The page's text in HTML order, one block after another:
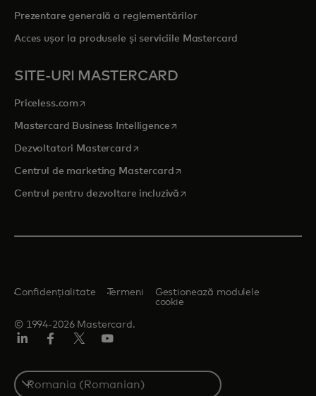
Prezentare generală a reglementărilor
Acces ușor la produsele și serviciile Mastercard
SITE-URI MASTERCARD
Priceless.com opens in a new tab
Mastercard Business Intelligenceopens in a new tab
Dezvoltatori Mastercardopens in a new tab
Centrul de marketing Mastercardopens in a new tab
Centrul pentru dezvoltare incluzivă opens in a new tab
© 1994-2026 Mastercard.
Confidențialitate Termeni
Gestionează modulele
cookie
Select
a